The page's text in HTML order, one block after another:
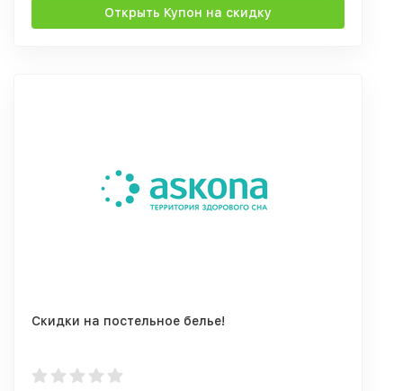
Открыть Купон на скидку
Скидки на постельное белье!